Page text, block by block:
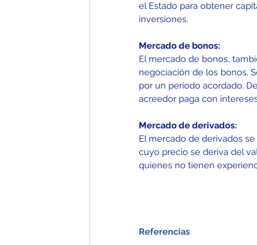
el Estado para obtener
inversiones.
Mercado de bonos:
El mercado de bonos,
negociación de los bonos.
por un período acordado.
acreedor paga con
Mercado de derivados:
El mercado de derivados
cuyo precio se deriva del
quienes no tienen
Referencias